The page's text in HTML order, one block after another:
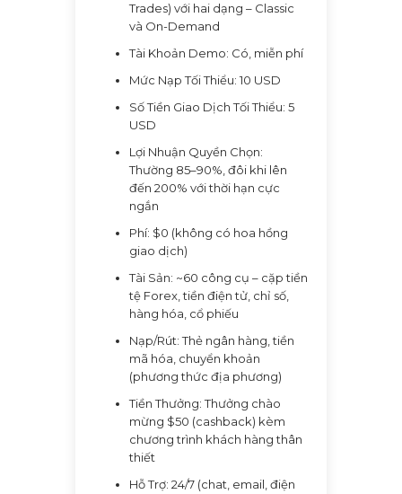
Trades) với hai dạng – Classic
và On-Demand
Tài Khoản Demo: Có, miễn phí
Mức Nạp Tối Thiểu: 10 USD
Số Tiền Giao Dịch Tối Thiểu: 5
USD
Lợi Nhuận Quyền Chọn:
Thường 85–90%, đôi khi lên
đến 200% với thời hạn cực
ngắn
Phí: $0 (không có hoa hồng
giao dịch)
Tài Sản: ~60 công cụ – cặp tiền
tệ Forex, tiền điện tử, chỉ số,
hàng hóa, cổ phiếu
Nạp/Rút: Thẻ ngân hàng, tiền
mã hóa, chuyển khoản
(phương thức địa phương)
Tiền Thưởng: Thưởng chào
mừng $50 (cashback) kèm
chương trình khách hàng thân
thiết
Hỗ Trợ: 24/7 (chat, email, điện